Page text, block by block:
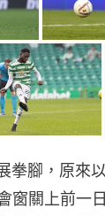
拳腳，原來
窗關上前一